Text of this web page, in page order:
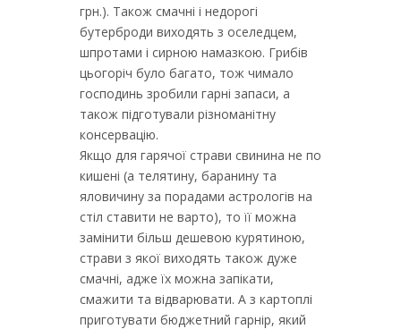
грн.). Також смачні і недорогі
бутерброди виходять з оселедцем,
шпротами і сирною намазкою. Грибів
цьогоріч було багато, тож чимало
господинь зробили гарні запаси, а
також підготували різноманітну
консервацію.
Якщо для гарячої страви свинина не по
кишені (а телятину, баранину та
яловичину за порадами астрологів на
стіл ставити не варто), то її можна
замінити більш дешевою курятиною,
страви з якої виходять також дуже
смачні, адже їх можна запікати,
смажити та відварювати. А з картоплі
приготувати бюджетний гарнір, який